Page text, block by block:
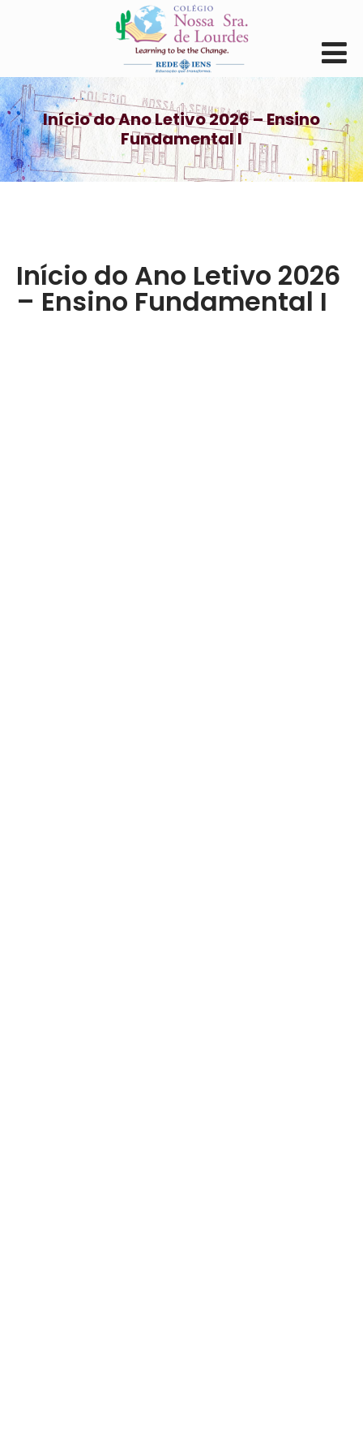
Início do Ano Letivo 2026 – Ensino
Fundamental I
Início do Ano Letivo 2026
– Ensino Fundamental I